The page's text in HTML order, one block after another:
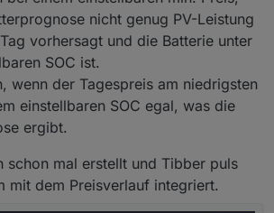
kann.
wenn ihr das professionell
könnt.
schonmal :-)
nicht genug PV-Leistung
vorhersagt und die Batterie unter
SOC ist.
wenn der Tagespreis am niedrigsten
einstellbaren SOC egal, was die
ergibt.
schon mal erstellt und Tibber puls
mit dem Preisverlauf integriert.